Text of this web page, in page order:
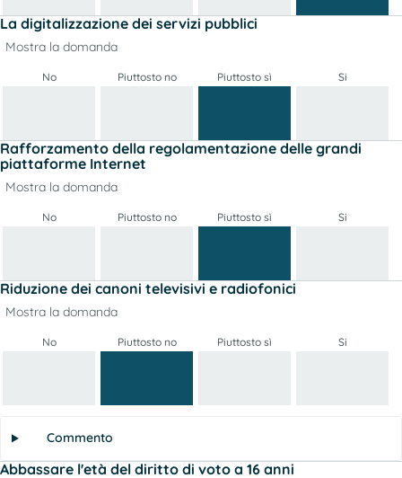
La digitalizzazione dei servizi pubblici
Mostra la domanda
No Piuttosto no Piuttosto sì Si
Rafforzamento della regolamentazione delle grandi
piattaforme Internet
Mostra la domanda
No Piuttosto no Piuttosto sì Si
Riduzione dei canoni televisivi e radiofonici
Mostra la domanda
No Piuttosto no Piuttosto sì Si
Commento
Abbassare l'età del diritto di voto a 16 anni